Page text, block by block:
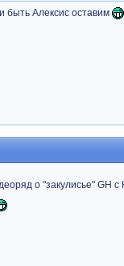
быть Алексис оставим
о "закулисье" GH с